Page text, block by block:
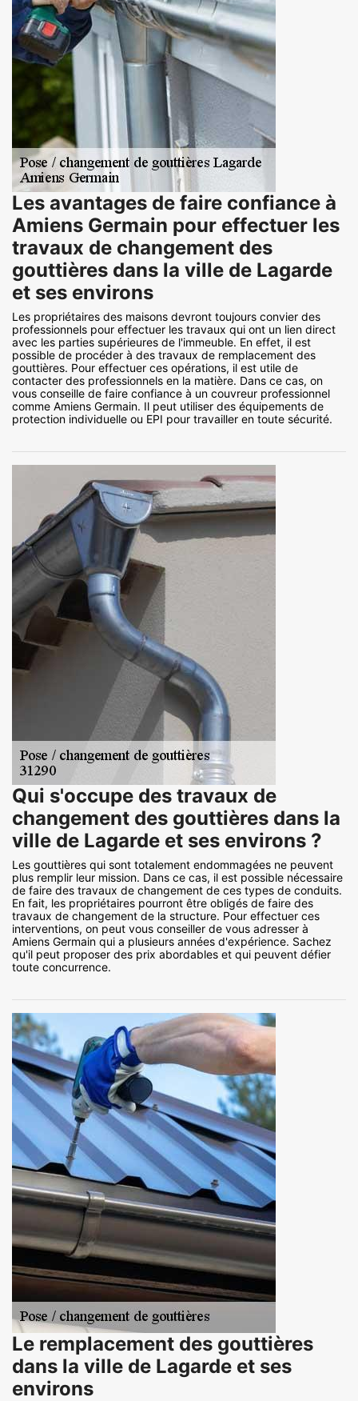
Les avantages de faire confiance à
Amiens Germain pour effectuer les
travaux de changement des
gouttières dans la ville de Lagarde
et ses environs
Les propriétaires des maisons devront toujours convier des
professionnels pour effectuer les travaux qui ont un lien direct
avec les parties supérieures de l'immeuble. En effet, il est
possible de procéder à des travaux de remplacement des
gouttières. Pour effectuer ces opérations, il est utile de
contacter des professionnels en la matière. Dans ce cas, on
vous conseille de faire confiance à un couvreur professionnel
comme Amiens Germain. Il peut utiliser des équipements de
protection individuelle ou EPI pour travailler en toute sécurité.
Qui s'occupe des travaux de
changement des gouttières dans la
ville de Lagarde et ses environs ?
Les gouttières qui sont totalement endommagées ne peuvent
plus remplir leur mission. Dans ce cas, il est possible nécessaire
de faire des travaux de changement de ces types de conduits.
En fait, les propriétaires pourront être obligés de faire des
travaux de changement de la structure. Pour effectuer ces
interventions, on peut vous conseiller de vous adresser à
Amiens Germain qui a plusieurs années d'expérience. Sachez
qu'il peut proposer des prix abordables et qui peuvent défier
toute concurrence.
Le remplacement des gouttières
dans la ville de Lagarde et ses
environs